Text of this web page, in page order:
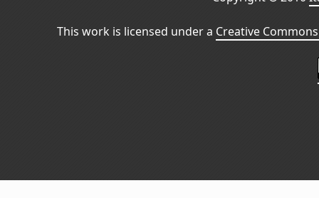
This work is licensed under a Creative